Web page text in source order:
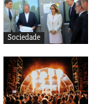
Sociedade